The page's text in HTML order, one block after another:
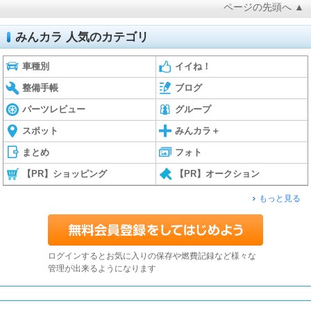
ページの先頭へ ▲
みんカラ 人気のカテゴリ
車種別 イイね！
整備手帳 ブログ
パーツレビュー グループ
スポット みんカラ＋
まとめ フォト
【PR】ショッピング 【PR】オークション
もっと見る
ログインするとお気に入りの保存や燃費記録など様々な
管理が出来るようになります